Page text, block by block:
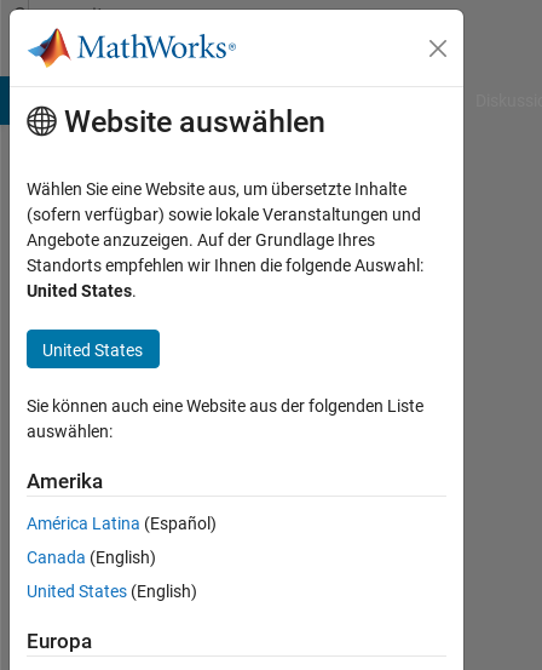
Weiter zum Inhalt
Community
Profile
Michael
Devereux
Last
11
Monate
vor
seit
2017
Followers:
0
Website auswählen
Wählen Sie eine Website aus, um übersetzte Inhalte
(sofern verfügbar) sowie lokale Veranstaltungen und
Angebote anzuzeigen. Auf der Grundlage Ihres
Standorts empfehlen wir Ihnen die folgende Auswahl:
United States.
United States
Sie können auch eine Website aus der folgenden Liste
auswählen:
Amerika
América Latina (Español)
Canada (English)
United States (English)
Europa